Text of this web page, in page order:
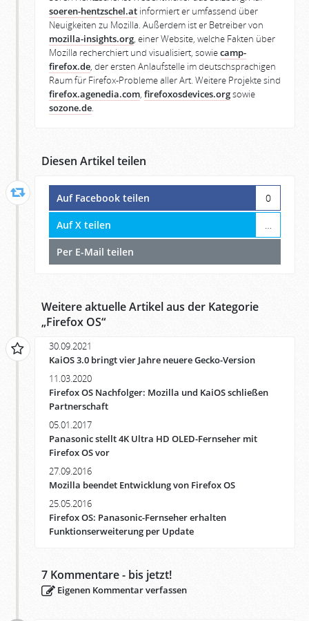
soeren-hentzschel.at informiert er umfassend über
Neuigkeiten zu Mozilla. Außerdem ist er Betreiber von
mozilla-insights.org, einer Website, welche Fakten über
Mozilla recherchiert und visualisiert, sowiecamp-
firefox.de, der ersten Anlaufstelle im deutschsprachigen
Raum für Firefox-Probleme aller Art. Weitere Projekte sind
firefox.agenedia.com, firefoxosdevices.orgsowie
sozone.de.
Diesen Artikel teilen
Auf Facebook teilen 0
Auf X teilen …
Per E-Mail teilen
Weitere aktuelle Artikel aus der Kategorie
„Firefox OS“
30.09.2021
KaiOS 3.0 bringt vier Jahre neuere Gecko-Version
11.03.2020
Firefox OS Nachfolger: Mozilla und KaiOS schließen
Partnerschaft
05.01.2017
Panasonic stellt 4K Ultra HD OLED-Fernseher mit
Firefox OS vor
27.09.2016
Mozilla beendet Entwicklung von Firefox OS
25.05.2016
Firefox OS: Panasonic-Fernseher erhalten
Funktionserweiterung per Update
7 Kommentare - bis jetzt!
Eigenen Kommentar verfassen